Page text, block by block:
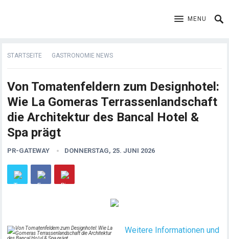
MENU
STARTSEITE GASTRONOMIE NEWS
Von Tomatenfeldern zum Designhotel:
Wie La Gomeras Terrassenlandschaft
die Architektur des Bancal Hotel &
Spa prägt
PR-GATEWAY DONNERSTAG, 25. JUNI 2026
Weitere Informationen und